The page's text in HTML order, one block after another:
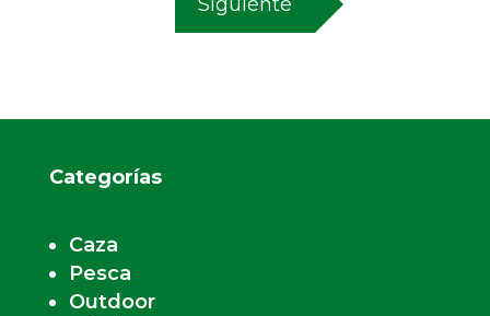
Categorías
Caza
Pesca
Outdoor